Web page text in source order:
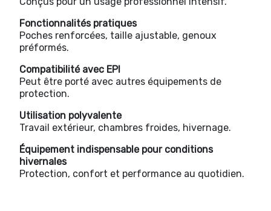
Fonctionnalités pratiques
Poches renforcées, taille ajustable, genoux
préformés.
Compatibilité avec EPI
Peut être porté avec autres équipements de
protection.
Utilisation polyvalente
Travail extérieur, chambres froides, hivernage.
Équipement indispensable pour conditions
hivernales
Protection, confort et performance au quotidien.